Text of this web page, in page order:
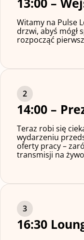
Witamy na Pulse
drzwi, abyś mógł
rozpocząć
14:00 –
Teraz robi się
wydarzeniu
oferty pracy –
transmisji na
16:30